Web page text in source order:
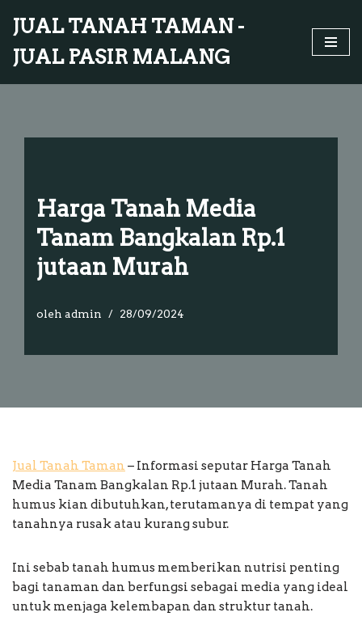
ke
konten
JUAL TANAH TAMAN -
JUAL PASIR MALANG
Harga Tanah Media
Tanam Bangkalan Rp.1
jutaan Murah
oleh admin 28/09/2024
Jual Tanah Taman – Informasi seputar Harga Tanah
Media Tanam Bangkalan Rp.1 jutaan Murah. Tanah
humus kian dibutuhkan, terutamanya di tempat yang
tanahnya rusak atau kurang subur.
Ini sebab tanah humus memberikan nutrisi penting
bagi tanaman dan berfungsi sebagai media yang ideal
untuk menjaga kelembapan dan struktur tanah.